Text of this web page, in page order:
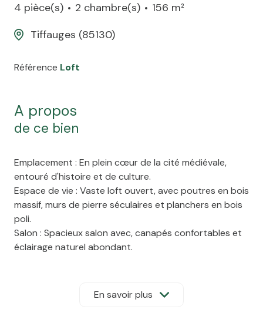
4 pièce(s)
2 chambre(s)
156 m²
Tiffauges (85130)
Référence Loft
a propos
de ce bien
Emplacement : En plein cœur de la cité médiévale,
entouré d'histoire et de culture.
Espace de vie : Vaste loft ouvert, avec poutres en bois
massif, murs de pierre séculaires et planchers en bois
poli.
Salon : Spacieux salon avec, canapés confortables et
éclairage naturel abondant.
îlot central en bois massif.
Chambre : Chambre principale paisible avec lit king-
En savoir plus